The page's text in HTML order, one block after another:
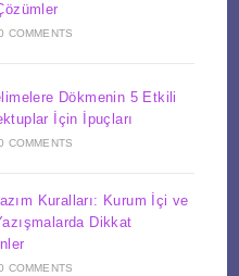
COMMENTS
Dökmenin 5 Etkili
İçin İpuçları
COMMENTS
Kuralları: Kurum İçi ve
Dikkat
COMMENTS